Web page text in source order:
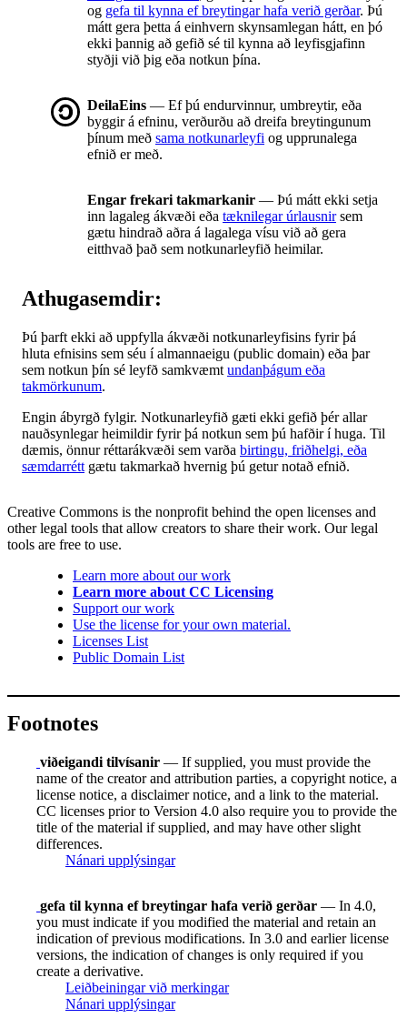
og gefa til kynna ef breytingar hafa verið gerðar. Þú
mátt gera þetta á einhvern skynsamlegan hátt, en þó
ekki þannig að gefið sé til kynna að leyfisgjafinn
styðji við þig eða notkun þína.
DeilaEins — Ef þú endurvinnur, umbreytir, eða
byggir á efninu, verðurðu að dreifa breytingunum
þínum með sama notkunarleyfi og upprunalega
efnið er með.
Engar frekari takmarkanir — Þú mátt ekki setja
inn lagaleg ákvæði eða tæknilegar úrlausnirsem
gætu hindrað aðra á lagalega vísu við að gera
eitthvað það sem notkunarleyfið heimilar.
Athugasemdir:
Þú þarft ekki að uppfylla ákvæði notkunarleyfisins fyrir þá
hluta efnisins sem séu í almannaeigu (public domain) eða þar
sem notkun þín sé leyfð samkvæmt undanþágum eða
takmörkunum.
Engin ábyrgð fylgir. Notkunarleyfið gæti ekki gefið þér allar
nauðsynlegar heimildir fyrir þá notkun sem þú hafðir í huga. Til
dæmis, önnur réttarákvæði sem varða birtingu, friðhelgi, eða
sæmdarrétt gætu takmarkað hvernig þú getur notað efnið.
Creative Commons is the nonprofit behind the open licenses and
other legal tools that allow creators to share their work. Our legal
tools are free to use.
Learn more about our work
Learn more about CC Licensing
Support our work
Use the license for your own material.
Licenses List
Public Domain List
Footnotes
viðeigandi tilvísanir — If supplied, you must provide the
name of the creator and attribution parties, a copyright notice, a
license notice, a disclaimer notice, and a link to the material.
CC licenses prior to Version 4.0 also require you to provide the
title of the material if supplied, and may have other slight
differences.
Nánari upplýsingar
gefa til kynna ef breytingar hafa verið gerðar — In 4.0,
you must indicate if you modified the material and retain an
indication of previous modifications. In 3.0 and earlier license
versions, the indication of changes is only required if you
create a derivative.
Leiðbeiningar við merkingar
Nánari upplýsingar